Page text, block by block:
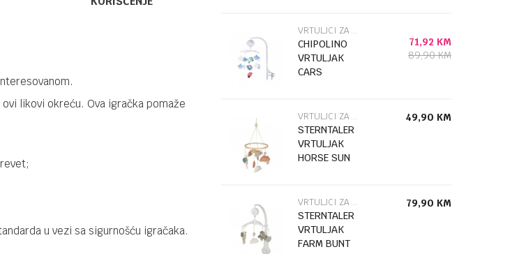
likovi okreću. Ova igračka pomaže
u vezi sa sigurnošću igračaka.
MILD02306MUS
VRTULJAK
59,90
VRTULJCI ZA KREVETE
CHIPOLINO
VRTULJAK
CARS
71,92 KM
89,90KM
VRTULJCI ZA KREVETE
STERNTALER
VRTULJAK
HORSE SUN
49,90 KM
VRTULJCI ZA KREVETE
STERNTALER
VRTULJAK
FARM BUNT
79,90 KM